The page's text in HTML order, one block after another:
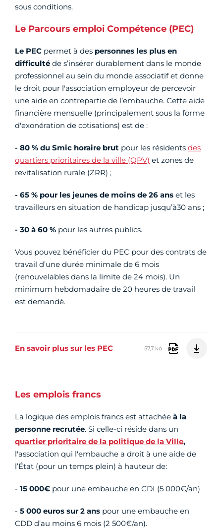
sous conditions.
Le Parcours emploi Compétence (PEC)
Le PEC permet à des personnes les plus en
difficulté de s’insérer durablement dans le monde
professionnel au sein du monde associatif et donne
le droit pour l'association employeur de percevoir
une aide en contrepartie de l’embauche. Cette aide
financière mensuelle (principalement sous la forme
d'exonération de cotisations) est de :
- 80 % du Smic horaire brut pour les résidents des
quartiers prioritaires de la ville (QPV) et zones de
revitalisation rurale (ZRR) ;
- 65 % pour les jeunes de moins de 26 ans et les
travailleurs en situation de handicap jusqu’à30 ans ;
- 30 à 60 % pour les autres publics.
Vous pouvez bénéficier du PEC pour des contrats de
travail d’une durée minimale de 6 mois
(renouvelables dans la limite de 24 mois). Un
minimum hebdomadaire de 20 heures de travail
est demandé.
En savoir plus sur les PEC 57,7 ko
Les emplois francs
La logique des emplois francs est attachée à la
personne recrutée. Si celle-ci réside dans un
quartier prioritaire de la politique de la Ville,
l'association qui l'embauche a droit à une aide de
l’État (pour un temps plein) à hauteur de:
- 15 000€ pour une embauche en CDI (5 000€/an)
- 5 000 euros sur 2 ans pour une embauche en
CDD d’au moins 6 mois (2 500€/an).